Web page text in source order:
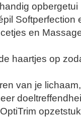
opbergetui
Softperfection
en
haartjes op
van je